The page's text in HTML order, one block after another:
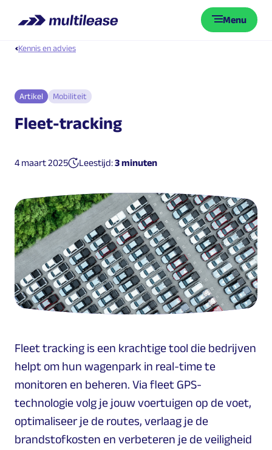
Menu
Kennis en advies
Fleet-tracking
Artikel Mobiliteit
Gepubliceerd op:
4 maart 2025 Leestijd:3 minuten
Fleet tracking is een krachtige tool die bedrijven
helpt om hun wagenpark in real-time te
monitoren en beheren. Via fleet GPS-
technologie volg je jouw voertuigen op de voet,
optimaliseer je de routes, verlaag je de
brandstofkosten en verbeteren je de veiligheid